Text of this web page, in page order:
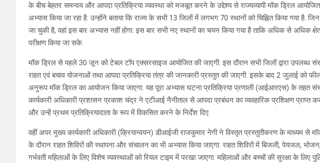
के बीच बेहतर समन्वय और आपदा प्रतिक्रिया व्यवस्था को मजबूत करने के उद्देश्य से राज्यव्यापी मॉक ड्रिल
अभ्यास किया जा रहा है. उन्होंने बताया कि राज्य के सभी 13 जिलों में लगभग 70 स्थानों को चिह्नित किया गया है.
जा चुकी है, वहां इस बार अभ्यास नहीं होगा. इस बार सभी नए स्थानों का चयन किया गया है ताकि अधिक से अधिक
परीक्षण किया जा सके.
मॉक ड्रिल से पहले 30 जून को टेबल टॉप एक्सरसाइज आयोजित की जाएगी. इस दौरान सभी जिलों द्वारा उपलब्ध
राहत एवं बचाव योजनाओं तथा आपदा प्रतिक्रिया तंत्र की जानकारी प्रस्तुत की जाएगी. इसके बाद 2 जुलाई को
अनुरूप मॉक ड्रिल का आयोजन किया जाएगा. यह पूरा अभ्यास घटना प्रतिक्रिया प्रणाली (आईआरएस) के तहत
कार्यकारी अधिकारी प्रशासन प्रकाश चंद्र ने एटीआई नैनीताल से आपदा प्रबंधन का व्यवहारिक प्रशिक्षण प्राप्त
और उन्हें प्रथम प्रतिक्रियादाता के रूप में विकसित करने के निर्देश दिए.
वहीं अपर मुख्य कार्यकारी अधिकारी (क्रियान्वयन) डीआईजी राजकुमार नेगी ने विस्तृत प्रस्तुतीकरण के माध्यम से
के दौरान राहत शिविरों की स्थापना और संचालन का भी अभ्यास किया जाएगा. राहत शिविरों में बिजली, पेयजल,
गर्भवती महिलाओं के लिए विशेष व्यवस्थाओं को रियल टाइम में परखा जाएगा. महिलाओं और बच्चों की सुरक्षा के लिए